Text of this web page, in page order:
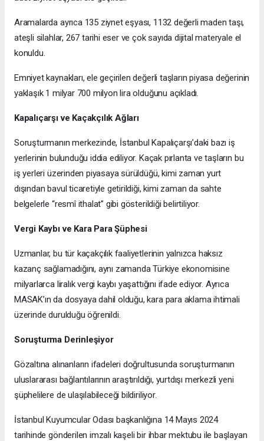
Aramalarda ayrıca 135 ziynet eşyası, 1132 değerli maden taşı,
ateşli silahlar, 267 tarihi eser ve çok sayıda dijital materyale el
konuldu.
Emniyet kaynakları, ele geçirilen değerli taşların piyasa değerinin
yaklaşık 1 milyar 700 milyon lira olduğunu açıkladı.
Kapalıçarşı ve Kaçakçılık Ağları
Soruşturmanın merkezinde, İstanbul Kapalıçarşı’daki bazı iş
yerlerinin bulunduğu iddia ediliyor. Kaçak pırlanta ve taşların bu
iş yerleri üzerinden piyasaya sürüldüğü, kimi zaman yurt
dışından bavul ticaretiyle getirildiği, kimi zaman da sahte
belgelerle “resmî ithalat” gibi gösterildiği belirtiliyor.
Vergi Kaybı ve Kara Para Şüphesi
Uzmanlar, bu tür kaçakçılık faaliyetlerinin yalnızca haksız
kazanç sağlamadığını, aynı zamanda Türkiye ekonomisine
milyarlarca liralık vergi kaybı yaşattığını ifade ediyor. Ayrıca
MASAK’ın da dosyaya dahil olduğu, kara para aklama ihtimali
üzerinde durulduğu öğrenildi.
Soruşturma Derinleşiyor
Gözaltına alınanların ifadeleri doğrultusunda soruşturmanın
uluslararası bağlantılarının araştırıldığı, yurtdışı merkezli yeni
şüphelilere de ulaşılabileceği bildiriliyor.
İstanbul Kuyumcular Odası başkanlığına 14 Mayıs 2024
tarihinde gönderilen imzalı kaşeli bir ihbar mektubu ile başlayan